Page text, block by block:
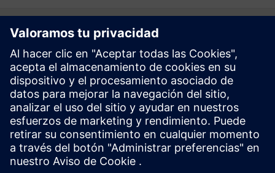
Follow
Prensa | Empresa | Siemens
© Siemens 1996 – 2026
Información Corporativa